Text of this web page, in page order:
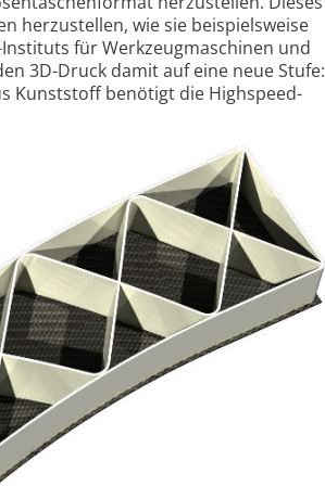
herzustellen, wie sie beispielsweise
für Werkzeugmaschinen und
3D-Druck damit auf eine neue Stufe:
Kunststoff benötigt die Highspeed-